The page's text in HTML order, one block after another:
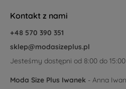
Kontakt z nami
+48 570 390 351
sklep@modasizeplus.pl
Jesteśmy dostępni od 8:00 do 15:00
Moda Size Plus Iwanek - Anna